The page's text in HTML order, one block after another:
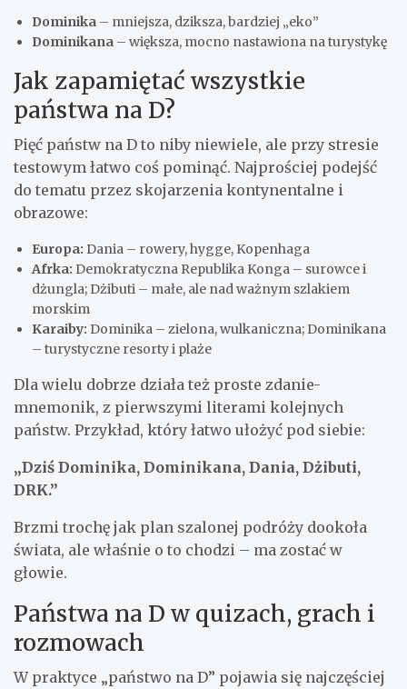
Dominika – mniejsza, dziksza, bardziej „eko”
Dominikana – większa, mocno nastawiona na turystykę
Jak zapamiętać wszystkie
państwa na D?
Pięć państw na D to niby niewiele, ale przy stresie
testowym łatwo coś pominąć. Najprościej podejść
do tematu przez skojarzenia kontynentalne i
obrazowe:
Europa: Dania – rowery, hygge, Kopenhaga
Afrka: Demokratyczna Republika Konga – surowce i
dżungla; Dżibuti – małe, ale nad ważnym szlakiem
morskim
Karaiby: Dominika – zielona, wulkaniczna; Dominikana
– turystyczne resorty i plaże
Dla wielu dobrze działa też proste zdanie-
mnemonik, z pierwszymi literami kolejnych
państw. Przykład, który łatwo ułożyć pod siebie:
„Dziś Dominika, Dominikana, Dania, Dżibuti,
DRK.”
Brzmi trochę jak plan szalonej podróży dookoła
świata, ale właśnie o to chodzi – ma zostać w
głowie.
Państwa na D w quizach, grach i
rozmowach
W praktyce „państwo na D” pojawia się najczęściej